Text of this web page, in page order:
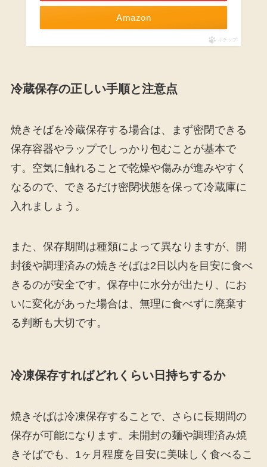
Amazon
ポチップ
冷蔵保存の正しい手順と注意点
焼きそばを冷蔵保存する場合は、まず密閉できる
保存容器やラップでしっかり包むことが基本で
す。空気に触れることで乾燥や傷みが進みやすく
なるので、できるだけ密閉状態を保って冷蔵庫に
入れましょう。
また、保存期間は種類によって異なりますが、開
封後や調理済みの焼きそばは2日以内を目安に食べ
きるのが安全です。保存中に水分が出たり、にお
いに変化があった場合は、無理に食べずに廃棄す
る判断も大切です。
冷凍保存すればどれくらい日持ちするか
焼きそばは冷凍保存することで、さらに長期間の
保存が可能になります。未開封の麺や調理済み焼
きそばでも、1ヶ月程度を目安に美味しく食べるこ